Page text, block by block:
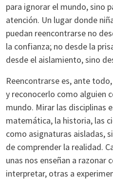
para ignorar el mundo, sino
atención. Un lugar donde
puedan reencontrarse no
la confianza; no desde la
desde el aislamiento, sino
Reencontrarse es, ante
y reconocerlo como alguien
mundo. Mirar las disciplinas
matemática, la historia, las
como asignaturas aisladas,
de comprender la realidad.
unas nos enseñan a razonar
interpretar, otras a